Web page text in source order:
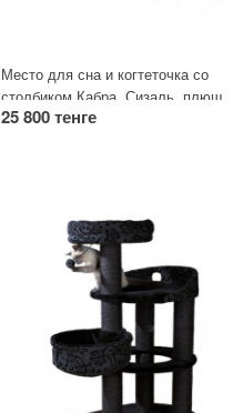
Место для сна и когтеточка со
столбиком Кабра. Сизаль, плюш.
Съемное место для сна.
25 800 тенге